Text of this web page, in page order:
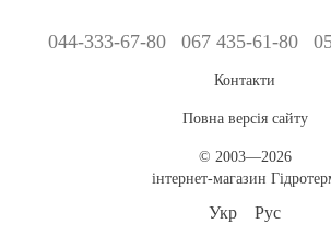
044-333-67-80 067 435-61-80
Контакти
Повна версія сайту
© 2003—2026
інтернет-магазин
Укр Рус